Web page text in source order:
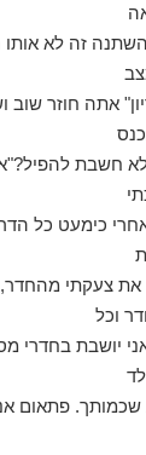
זה לא אותו
אתה חוזר שוב
חשבת
כימעט כל
צעקתי
וכל
יושבת בחדרי
פתאום